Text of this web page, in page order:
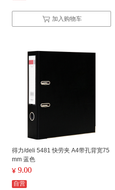
加入购物车
得力/deli 5481 快劳夹 A4带孔背宽75
mm 蓝色
¥ 9.00
自营